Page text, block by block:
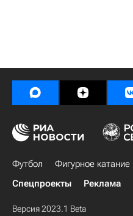
Футбол Фигурное катание
Спецпроекты
Реклама
Версия 2023.1 Beta